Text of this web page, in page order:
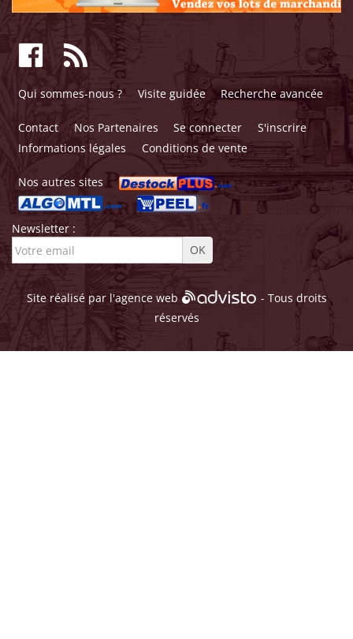
Qui sommes-nous ? Visite guidée Recherche avancée
Contact Nos Partenaires Se connecter
S'inscrire
Informations légales
Conditions de vente
Nos autres sites
Newsletter :
Site réalisé par l'agence web
- Tous droits
réservés